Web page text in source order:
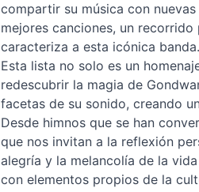
compartir su música con
mejores canciones, un
caracteriza a esta icónica banda.
Esta lista no solo es un
redescubrir la magia de
facetas de su sonido, creando
Desde himnos que se han
que nos invitan a la reflexión
alegría y la melancolía de la
con elementos propios de la